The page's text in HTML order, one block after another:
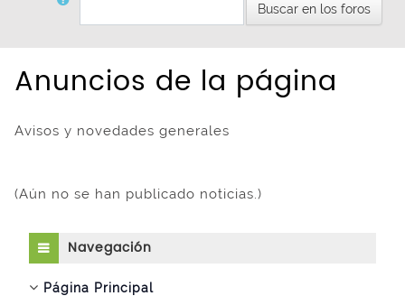
Buscar en los foros
Anuncios de la página
Avisos y novedades generales
(Aún no se han publicado noticias.)
Navegación
Página Principal